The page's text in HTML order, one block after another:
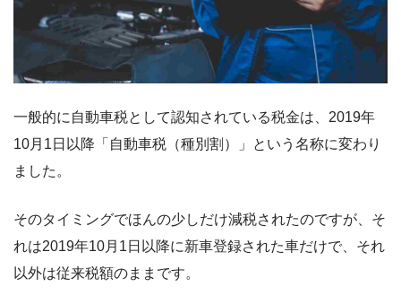
一般的に自動車税として認知されている税金は、2019年
10月1日以降「自動車税（種別割）」という名称に変わり
ました。
そのタイミングでほんの少しだけ減税されたのですが、そ
れは2019年10月1日以降に新車登録された車だけで、それ
以外は従来税額のままです。